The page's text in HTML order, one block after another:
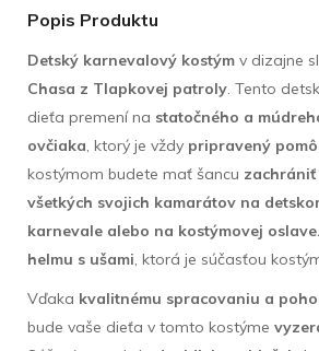
Popis Produktu
Detský karnevalový kostým v dizajne
Chasa z Tlapkovej patroly. Tento
dieťa premení na statočného a
ovčiaka, ktorý je vždy pripravený
kostýmom budete mať šancu zachrániť
všetkých svojich kamarátov na
karnevale alebo na kostýmovej oslave.
helmu s ušami, ktorá je súčasťou
Vďaka kvalitnému spracovaniu a
bude vaše dieťa v tomto kostýme